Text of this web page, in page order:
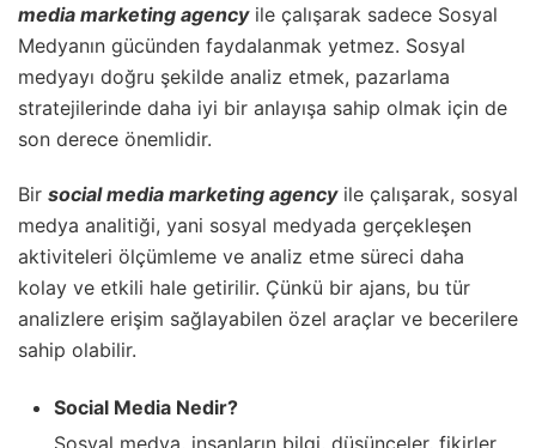
media marketing agencyile çalışarak sadece Sosyal
Medyanın gücünden faydalanmak yetmez. Sosyal
medyayı doğru şekilde analiz etmek, pazarlama
stratejilerinde daha iyi bir anlayışa sahip olmak için de
son derece önemlidir.
Bir social media marketing agencyile çalışarak, sosyal
medya analitiği, yani sosyal medyada gerçekleşen
aktiviteleri ölçümleme ve analiz etme süreci daha
kolay ve etkili hale getirilir. Çünkü bir ajans, bu tür
analizlere erişim sağlayabilen özel araçlar ve becerilere
sahip olabilir.
Social Media Nedir?